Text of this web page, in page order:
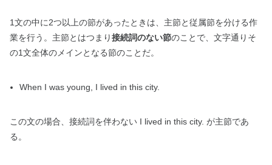
1文の中に2つ以上の節があったときは、主節と従属節を分ける作
業を行う。主節とはつまり接続詞のない節のことで、文字通りそ
の1文全体のメインとなる節のことだ。
When I was young, I lived in this city.
この文の場合、接続詞を伴わない I lived in this city. が主節であ
る。